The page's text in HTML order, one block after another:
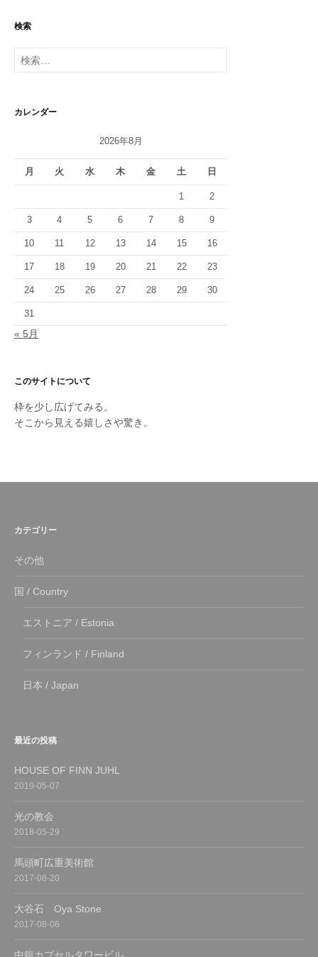
シ
ン
検索
検
索:
カレンダー
2026年8月
月 火 水 木 金 土 日
1 2
3 4 5 6 7 8 9
10 11 12 13 14 15 16
17 18 19 20 21 22 23
24 25 26 27 28 29 30
31
« 5月
このサイトについて
枠を少し広げてみる。
そこから見える嬉しさや驚き。
カテゴリー
その他
国 / Country
エストニア / Estonia
フィンランド / Finland
日本 / Japan
最近の投稿
HOUSE OF FINN JUHL
2019-05-07
光の教会
2018-05-29
馬頭町広重美術館
2017-08-20
大谷石 Oya Stone
2017-08-06